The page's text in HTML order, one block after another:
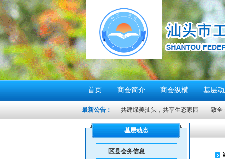
首页 商会简介 商会纵横 基层
最新公告： 重要提醒！在伊朗中国公民尽快撤离
密切关注超强台风“桦加沙”，注意防范
汕头将分区域、分行业、分时段实行“
感谢信
基层动态
区县会务信息